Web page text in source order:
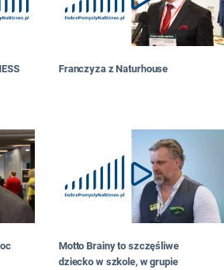
Franczyza z Naturhouse
Motto Brainy to szczęśliwe
dziecko w szkole, w grupie